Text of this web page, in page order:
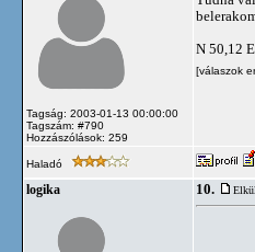
Tagság: 2003-01-13 00:00:00
Tagszám: #790
Hozzászólások: 259
N 50,12
[válaszok
Haladó
logika 10.